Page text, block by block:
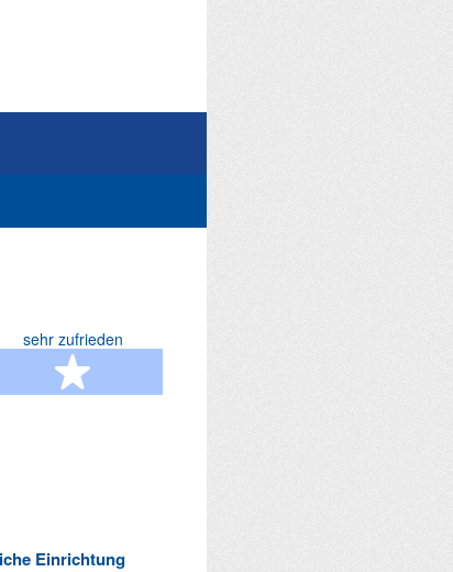
sehr zufrieden
5 Sterne
Einrichtung